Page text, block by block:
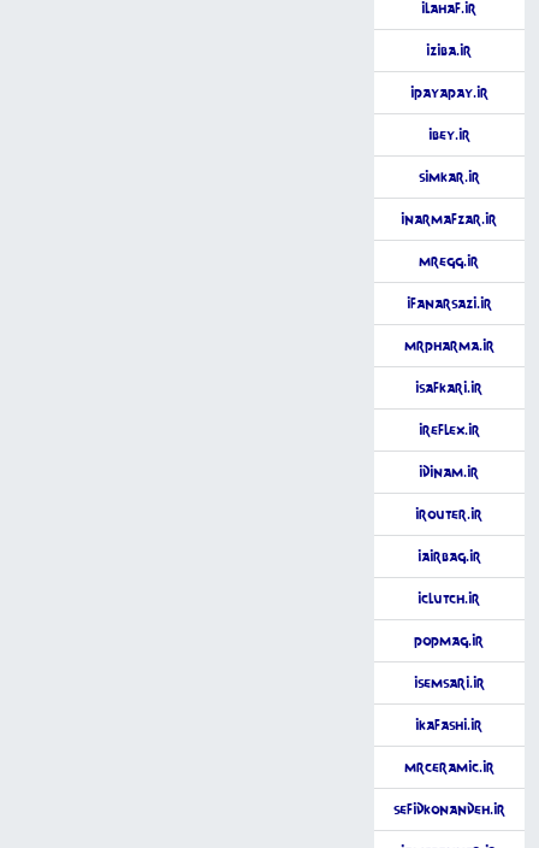
iLahaf.ir
iZiba.ir
iPayaPay.ir
iBey.ir
SimKar.ir
iNarmafzar.ir
MrEgg.ir
iFanarSazi.ir
MrPharma.ir
iSafkari.ir
iReflex.ir
iDinam.ir
iRouter.ir
iAirBag.ir
iClutch.ir
PopMag.ir
iSemsari.ir
iKafashi.ir
MrCeramic.ir
SefidKonandeh.ir